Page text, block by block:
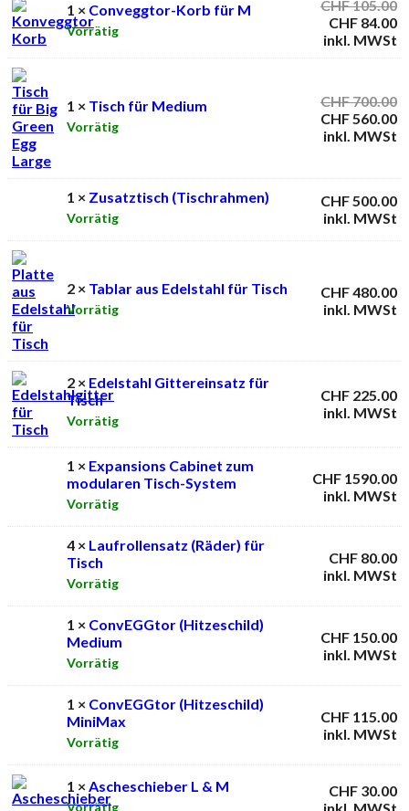
1 × Conveggtor-Korb für M
Vorrätig
CHF105.00
CHF 84.00
inkl. MWSt
1 × Tisch für Medium
Vorrätig
CHF700.00
CHF560.00
inkl. MWSt
1 × Zusatztisch (Tischrahmen)
Vorrätig
CHF500.00
inkl. MWSt
2 × Tablar aus Edelstahl für Tisch
Vorrätig
CHF480.00
inkl. MWSt
2 × Edelstahl Gittereinsatz für
Tisch
Vorrätig
CHF 225.00
inkl. MWSt
1 × Expansions Cabinet zum
modularen Tisch-System
Vorrätig
CHF 1590.00
inkl. MWSt
4 × Laufrollensatz (Räder) für
Tisch
Vorrätig
CHF 80.00
inkl. MWSt
1 × ConvEGGtor (Hitzeschild)
Medium
Vorrätig
CHF 150.00
inkl. MWSt
1 × ConvEGGtor (Hitzeschild)
MiniMax
Vorrätig
CHF 115.00
inkl. MWSt
1 ×Ascheschieber L & M
Vorrätig
CHF 30.00